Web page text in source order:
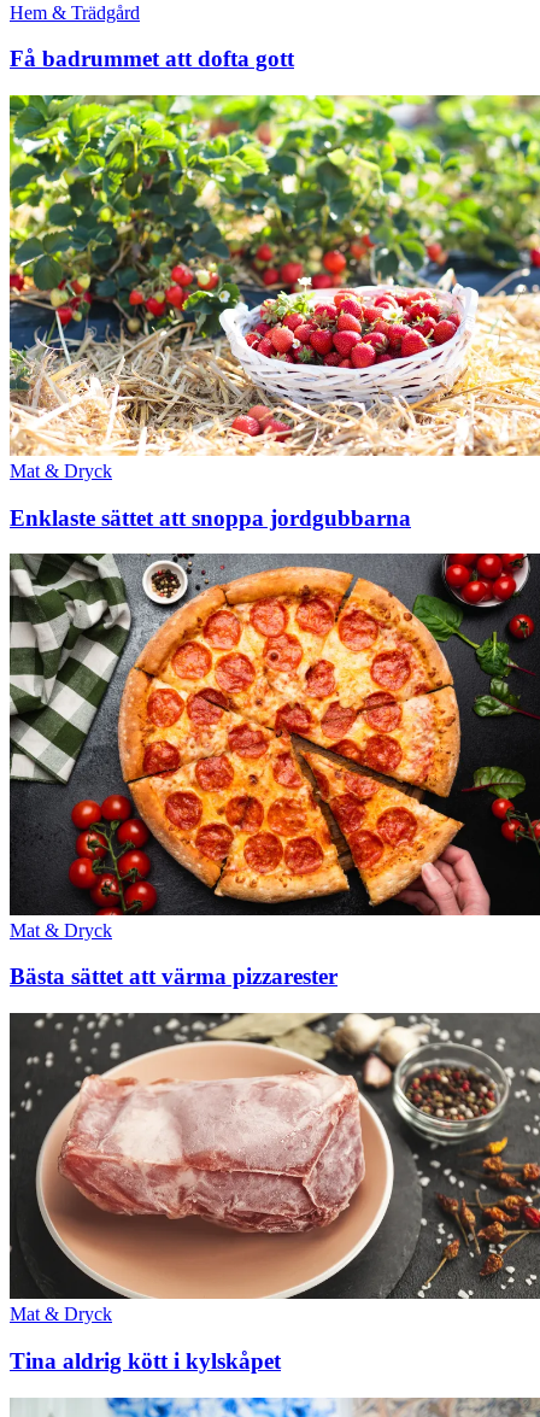
Hem & Trädgård
Få badrummet att dofta gott
Mat & Dryck
Enklaste sättet att snoppa jordgubbarna
Mat & Dryck
Bästa sättet att värma pizzarester
Mat & Dryck
Tina aldrig kött i kylskåpet